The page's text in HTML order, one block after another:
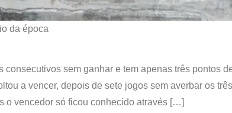
da época
consecutivos sem ganhar e tem apenas três pontos
a vencer, depois de sete jogos sem averbar os
o vencedor só ficou conhecido através […]